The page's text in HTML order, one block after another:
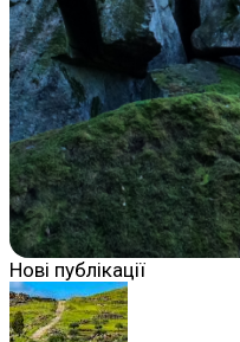
Нові публікації